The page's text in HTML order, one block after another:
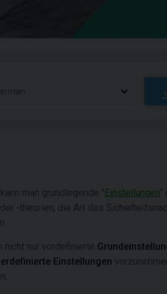
man grundlegende "Einstellungen"
-theorien, die Art des
nicht nur vordefinierte
Einstellungen